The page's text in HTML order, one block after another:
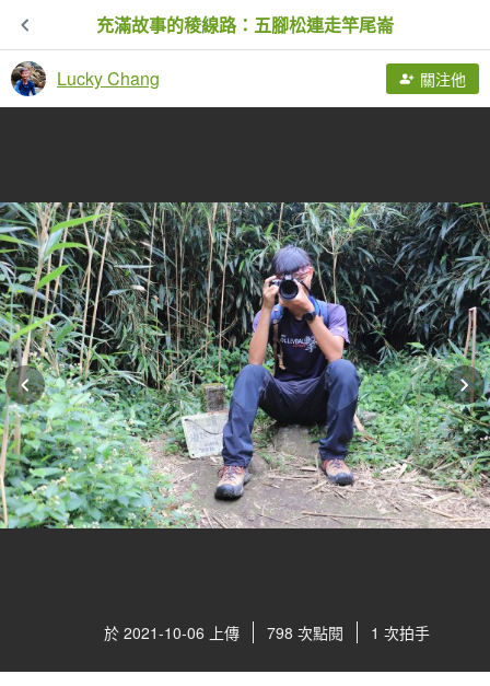
充滿故事的稜線路：五腳松連走竿尾崙
Lucky Chang 關注他
於 2021-10-06 上傳 798 次點閱 1 次拍手